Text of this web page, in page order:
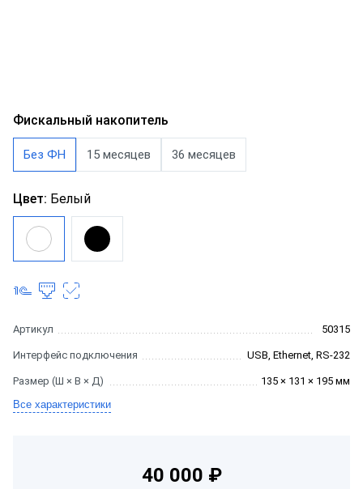
Фискальный накопитель
Без ФН 15 месяцев 36 месяцев
Цвет: Белый
Артикул 50315
Интерфейс подключения USB, Ethernet, RS-232
Размер (Ш × В × Д)
135 × 131 × 195 мм
Все характеристики
40 000 ₽